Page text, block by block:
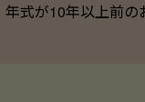
式が10年以上前